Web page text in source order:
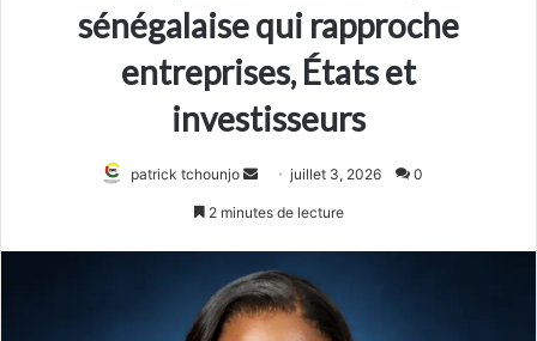
sénégalaise qui rapproche
entreprises, États et
investisseurs
patrick tchounjo
Envoyerjuillet 3, 2026 0
2 minutes de lecture